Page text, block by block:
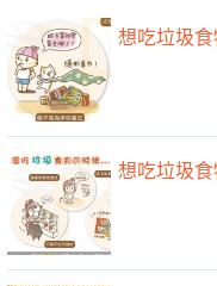
想吃垃圾
想吃垃圾